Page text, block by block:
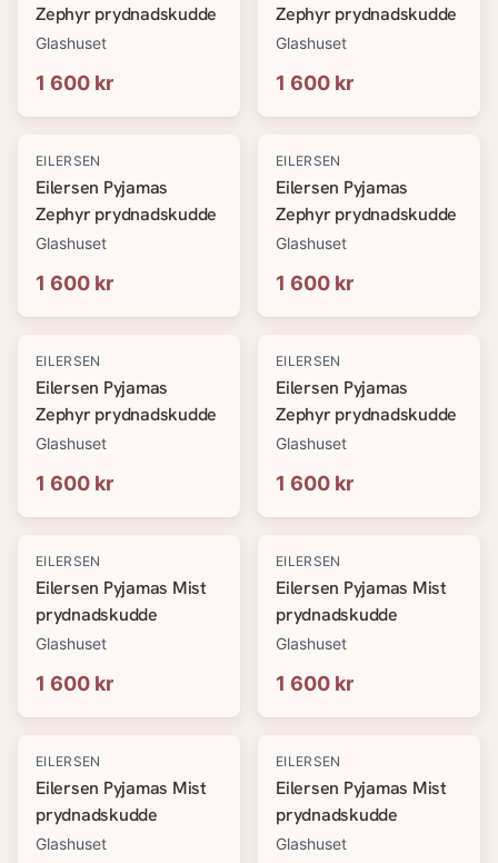
Zephyr prydnadskudde
Glashuset
1 600 kr
Zephyr prydnadskudde
Glashuset
1 600 kr
EILERSEN
Eilersen Pyjamas
Zephyr prydnadskudde
Glashuset
1 600 kr
EILERSEN
Eilersen Pyjamas
Zephyr prydnadskudde
Glashuset
1 600 kr
EILERSEN
Eilersen Pyjamas
Zephyr prydnadskudde
Glashuset
1 600 kr
EILERSEN
Eilersen Pyjamas
Zephyr prydnadskudde
Glashuset
1 600 kr
EILERSEN
Eilersen Pyjamas Mist
prydnadskudde
Glashuset
1 600 kr
EILERSEN
Eilersen Pyjamas Mist
prydnadskudde
Glashuset
1 600 kr
EILERSEN
Eilersen Pyjamas Mist
prydnadskudde
Glashuset
EILERSEN
Eilersen Pyjamas Mist
prydnadskudde
Glashuset